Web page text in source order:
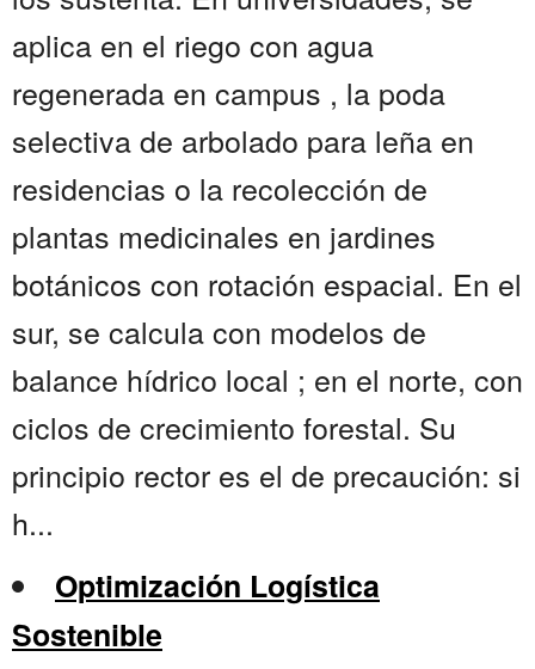
aplica en el riego con agua
regenerada en campus , la poda
selectiva de arbolado para leña en
residencias o la recolección de
plantas medicinales en jardines
botánicos con rotación espacial. En el
sur, se calcula con modelos de
balance hídrico local ; en el norte, con
ciclos de crecimiento forestal. Su
principio rector es el de precaución: si
h...
Optimización Logística
Sostenible